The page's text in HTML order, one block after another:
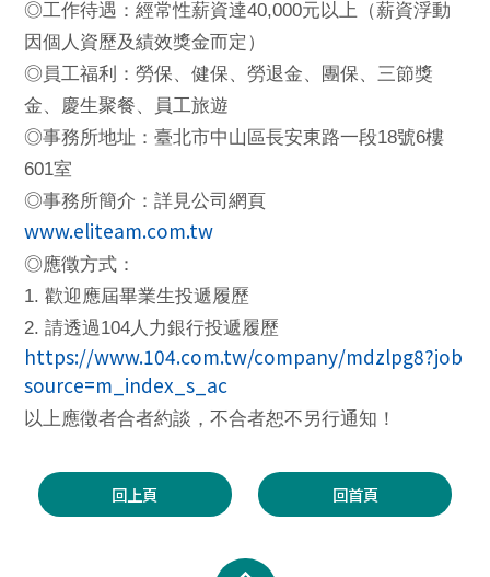
◎工作待遇：經常性薪資達40,000元以上（薪資浮動
因個人資歷及績效獎金而定）
◎ 員工福利：勞保、健保、勞退金、團保、三節獎
金、慶生聚餐、員工旅遊
◎事務所地址：臺北市中山區長安東路一段18號6樓
601室
◎事務所簡介：詳見公司網頁
www.eliteam.com.tw
◎應徵方式：
1.歡迎應屆畢業生投遞履歷
2.請透過104人力銀行投遞履歷
https://www.104.com.tw/company/mdzlpg8?job
source=m_index_s_ac
以上應徵者合者約談，不合者恕不另行通知！
回上頁 回首頁